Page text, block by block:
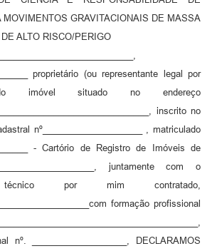
MOVIMENTOS GRAVITACIONAIS DE MASSA
ALTO RISCO/PERIGO
proprietário (ou representante legal por
do imóvel situado no endereço
inscrito no
nº____________________ , matriculado
- Cartório de Registro de Imóveis de
juntamente com o
técnico por mim contratado,
formação profissional
nº. ___________________, DECLARAMOS